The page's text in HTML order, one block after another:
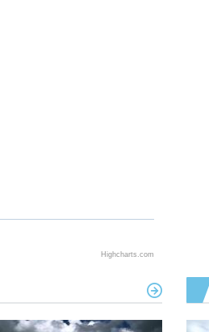
Highcharts.com